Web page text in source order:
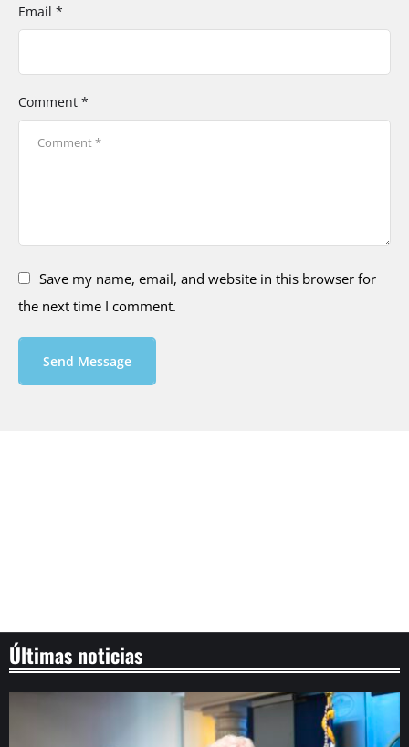
Comment *
Email *
Save my name, email, and website in this browser for
the next time I comment.
Send Message
Últimas noticias